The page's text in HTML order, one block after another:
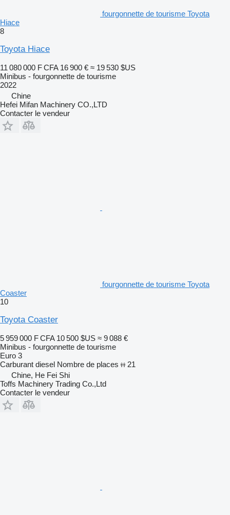
fourgonnette de tourisme Toyota
Hiace
8
Toyota Hiace
11 080 000 F CFA 16 900 € ≈ 19 530 $US
Minibus - fourgonnette de tourisme
2022
Chine
Hefei Mifan Machinery CO.,LTD
Contacter le vendeur
fourgonnette de tourisme Toyota
Coaster
10
Toyota Coaster
5 959 000 F CFA 10 500 $US ≈ 9 088 €
Minibus - fourgonnette de tourisme
Euro 3
Carburant diesel Nombre de places
21
Chine, He Fei Shi
Toffs Machinery Trading Co.,Ltd
Contacter le vendeur